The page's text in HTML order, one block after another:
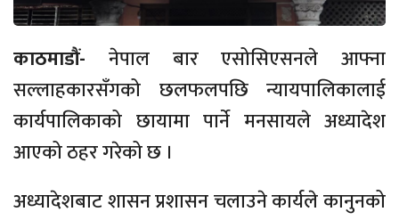
काठमाडौं- नेपाल बार एसोसिएसनले आफ्ना
सल्लाहकारसँगको छलफलपछि न्यायपालिकालाई
कार्यपालिकाको छायामा पार्ने मनसायले अध्यादेश
आएको ठहर गरेको छ ।
अध्यादेशबाट शासन प्रशासन चलाउने कार्यले कानुनको